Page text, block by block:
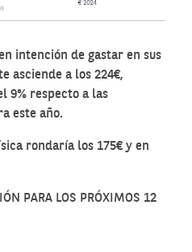
intención de gastar en sus
asciende a los 224€,
9% respecto a las
este año.
rondaría los 175€ y en
PARA LOS PRÓXIMOS 12